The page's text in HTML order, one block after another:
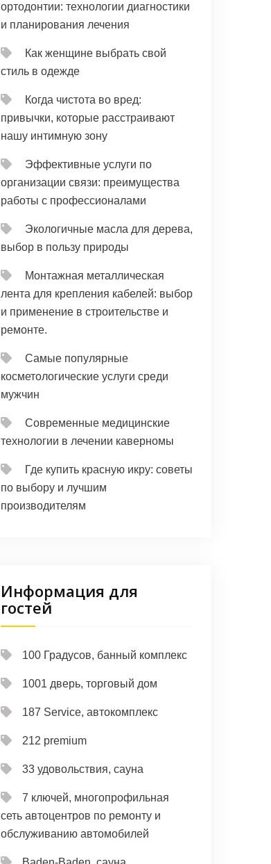
ортодонтии: технологии диагностики
и планирования лечения
Как женщине выбрать свой
стиль в одежде
Когда чистота во вред:
привычки, которые расстраивают
нашу интимную зону
Эффективные услуги по
организации связи: преимущества
работы с профессионалами
Экологичные масла для дерева,
выбор в пользу природы
Монтажная металлическая
лента для крепления кабелей: выбор
и применение в строительстве и
ремонте.
Самые популярные
косметологические услуги среди
мужчин
Современные медицинские
технологии в лечении каверномы
Где купить красную икру: советы
по выбору и лучшим
производителям
Информация для
гостей
100 Градусов, банный комплекс
1001 дверь, торговый дом
187 Service, автокомплекс
212 premium
33 удовольствия, сауна
7 ключей, многопрофильная
сеть автоцентров по ремонту и
обслуживанию автомобилей